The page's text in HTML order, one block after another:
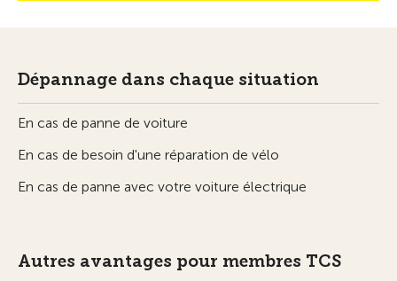
Dépannage dans chaque situation
En cas de panne de voiture
En cas de besoin d'une réparation de vélo
En cas de panne avec votre voiture électrique
Autres avantages pour membres TCS